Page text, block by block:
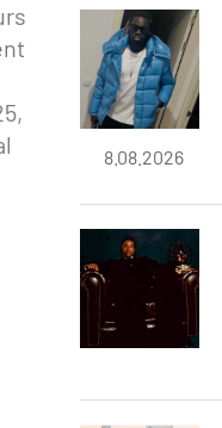
8.08.2026